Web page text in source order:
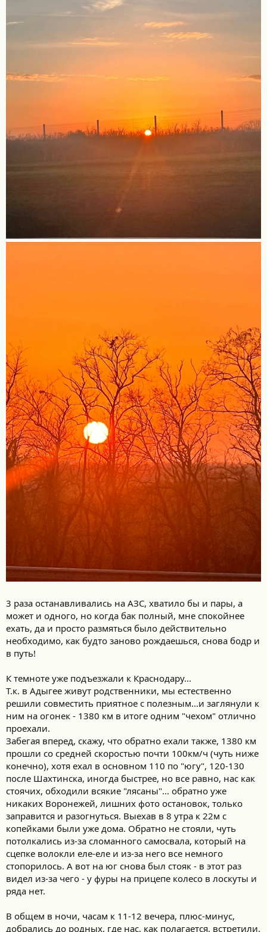
3 раза останавливались на АЗС, хватило бы и пары, а
может и одного, но когда бак полный, мне спокойнее
ехать, да и просто размяться было действительно
необходимо, как будто заново рождаешься, снова бодр и
в путь!
К темноте уже подъезжали к Краснодару...
Т.к. в Адыгее живут родственники, мы естественно
решили совместить приятное с полезным...и заглянули к
ним на огонек - 1380 км в итоге одним "чехом" отлично
проехали.
Забегая вперед, скажу, что обратно ехали также, 1380 км
прошли со средней скоростью почти 100км/ч (чуть ниже
конечно), хотя ехал в основном 110 по "югу", 120-130
после Шахтинска, иногда быстрее, но все равно, нас как
стоячих, обходили всякие "лясаны"... обратно уже
никаких Воронежей, лишних фото остановок, только
заправится и разогнуться. Выехав в 8 утра к 22м с
копейками были уже дома. Обратно не стояли, чуть
потолкались из-за сломанного самосвала, который на
сцепке волокли еле-еле и из-за него все немного
стопорилось. А вот на юг снова был стояк - в этот раз
видел из-за чего - у фуры на прицепе колесо в лоскуты и
ряда нет.
В общем в ночи, часам к 11-12 вечера, плюс-минус,
добрались до родных, где нас, как полагается, встретили,